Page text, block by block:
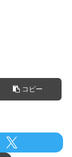
コピー